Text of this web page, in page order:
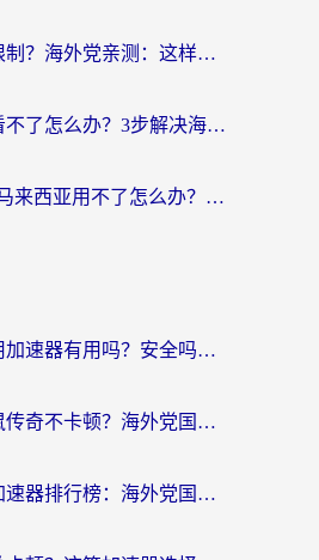
优酷境外地域限制？海外党亲测：这样看国内剧再也不卡（附3个实用场景解决）
香港西瓜视频看不了怎么办？3步解决海外追剧难题，附靠谱加速器推荐
喜马拉雅FM在马来西亚用不了怎么办？海外华人亲测有效的回国加速指南
在国外打鸣潮用加速器有用吗？安全吗？海外玩家国服游戏加速全指南
德国怎么玩地鼠传奇不卡顿？海外党国服游戏加速全攻略（含战双EVE实用指南）
超越时空的猫加速器排行榜：海外党国服游戏不卡顿的终极选择指南